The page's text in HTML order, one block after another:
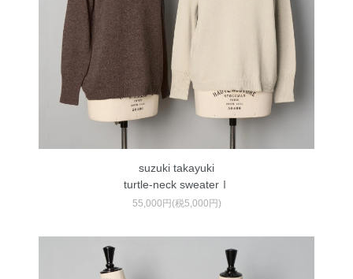
suzuki takayuki
turtle-neck sweaterⅠ
55,000円(税5,000円)